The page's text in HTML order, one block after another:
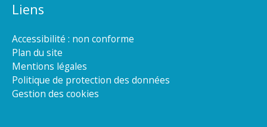
Liens
Accessibilité : non conforme
Plan du site
Mentions légales
Politique de protection des données
Gestion des cookies